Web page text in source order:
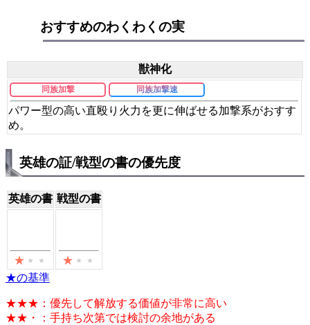
おすすめのわくわくの実
獣神化
同族加撃 同族加撃速
パワー型の高い直殴り火力を更に伸ばせる加撃系がおすす
め。
英雄の証/戦型の書の優先度
英雄の書 戦型の書
★の基準
★★★：優先して解放する価値が非常に高い
★★・：手持ち次第では検討の余地がある